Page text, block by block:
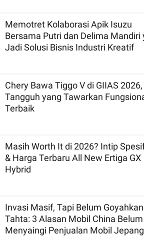
Memotret Kolaborasi Apik Isuzu
Bersama Putri dan Delima Mandiri
Jadi Solusi Bisnis Industri Kreatif
Chery Bawa Tiggo V di GIIAS 2026,
Tangguh yang Tawarkan
Terbaik
Masih Worth It di 2026? Intip
& Harga Terbaru All New Ertiga GX
Hybrid
Invasi Masif, Tapi Belum Goyahkan
Tahta: 3 Alasan Mobil China
Menyaingi Penjualan Mobil Jepang